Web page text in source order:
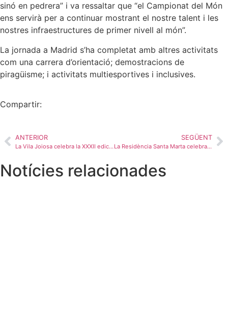
sinó en pedrera” i va ressaltar que “el Campionat del Món
ens servirà per a continuar mostrant el nostre talent i les
nostres infraestructures de primer nivell al món”.
La jornada a Madrid s’ha completat amb altres activitats
com una carrera d’orientació; demostracions de
piragüisme; i activitats multiesportives i inclusives.
Compartir:
ANTERIOR
La Vila Joiosa celebra la XXXII edició del Concurs de Pebrereta el 19 de juny
SEGÜENT
La Residència Santa Marta celebra una jornada de portes obertes per a celebrar el 40 aniversari
Notícies relacionades